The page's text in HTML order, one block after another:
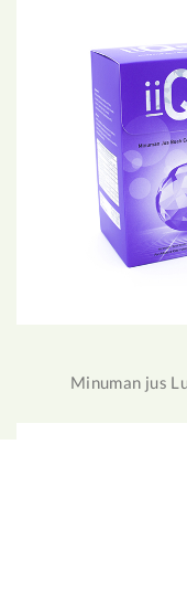
Minuman jus